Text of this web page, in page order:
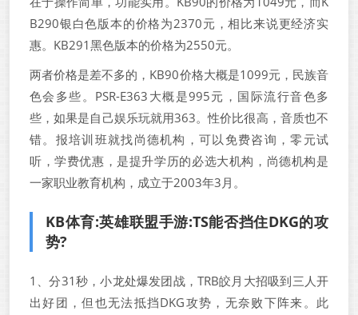
B290银白色版本的价格为2370元，相比来说更经济实
惠。KB291黑色版本的价格为2550元。
两者价格是差不多的，KB90价格大概是1099元，民族音
色会多些。PSR-E363大概是995元，国际流行音色多
些，如果是自己娱乐玩就用363。性价比很高，音质也不
错。报培训班就找尚德机构，可以免费咨询，零元试
听，学费优惠，是提升学历的必选大机构，尚德机构是
一家职业教育机构，成立于2003年3月。
KB体育:英雄联盟手游:TS能否挡住DKG的攻
势?
1、分31秒，小龙处爆发团战，TRB皎月大招吸到三人开
出好团，但也无法抵挡DKG攻势，无奈败下阵来。此